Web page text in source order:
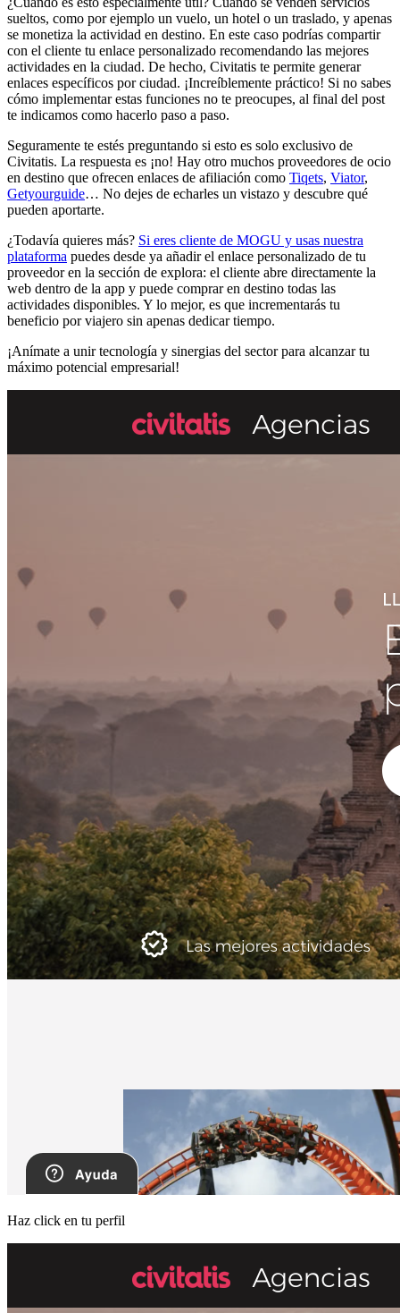
sueltos, como por ejemplo un vuelo, un hotel o un traslado, y apenas
se monetiza la actividad en destino. En este caso podrías compartir
con el cliente tu enlace personalizado recomendando las mejores
actividades en la ciudad. De hecho, Civitatis te permite generar
enlaces específicos por ciudad. ¡Increíblemente práctico! Si no sabes
cómo implementar estas funciones no te preocupes, al final del post
te indicamos como hacerlo paso a paso.
Seguramente te estés preguntando si esto es solo exclusivo de
Civitatis. La respuesta es ¡no! Hay otro muchos proveedores de ocio
en destino que ofrecen enlaces de afiliación como Tiqets, Viator,
Getyourguide… No dejes de echarles un vistazo y descubre qué
pueden aportarte.
¿Todavía quieres más? Si eres cliente de MOGU y usas nuestra
plataforma puedes desde ya añadir el enlace personalizado de tu
proveedor en la sección de explora: el cliente abre directamente la
web dentro de la app y puede comprar en destino todas las
actividades disponibles. Y lo mejor, es que incrementarás tu
beneficio por viajero sin apenas dedicar tiempo.
¡Anímate a unir tecnología y sinergias del sector para alcanzar tu
máximo potencial empresarial!
Haz click en tu perfil